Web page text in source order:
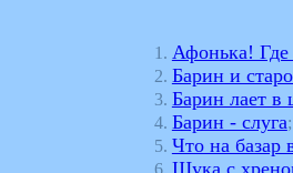
1. Афонька!
2. Барин и
3. Барин лает в
4. Барин - слуга;
5. Что на базар
6. Щука с